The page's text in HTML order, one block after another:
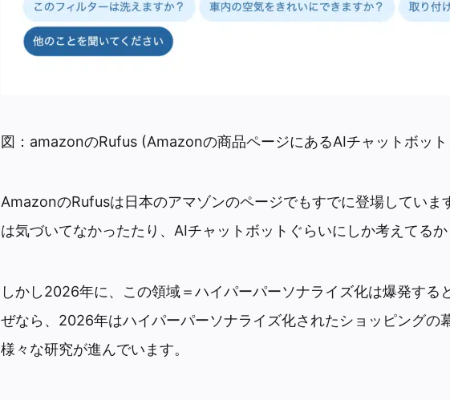
図：amazonのRufus (Amazonの商品ページにあるAIチャットボット
AmazonのRufusは日本のアマゾンのページでもすでに登場していま
は気づいてなかったたり、AIチャットボットぐらいにしか考えてるか
しかし2026年に、この領域＝ハイパーパーソナライズ化は爆発する
ぜなら、2026年はハイパーパーソナライズ化されたショッピングの
様々な研究が進んでいます。